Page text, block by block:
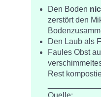
Den Boden
zerstört den
Den Laub als
Faules Obst
Rest
Quelle: